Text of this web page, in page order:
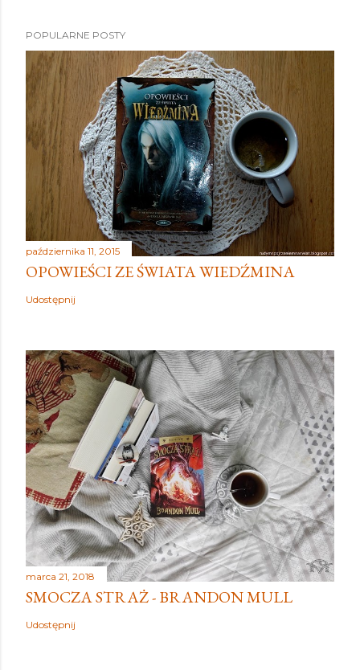
POPULARNE POSTY
października 11, 2015
OPOWIEŚCI ZE ŚWIATA WIEDŹMINA
Udostępnij
marca 21, 2018
SMOCZA STRAŻ - BRANDON MULL
Udostępnij